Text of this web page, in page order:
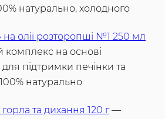
натурально, холодного
на олії розторопші №1 250 мл
комплекс на основі
підтримки печінки та
натурально
горла та дихання 120 г—